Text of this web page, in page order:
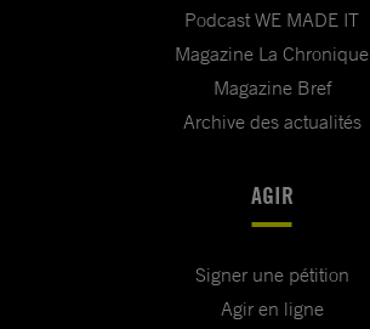
Podcast WE MADE IT
Magazine La Chronique
Magazine Bref
Archive des actualités
AGIR
Signer une pétition
Agir en ligne